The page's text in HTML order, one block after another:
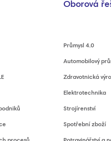
Oborová
Průmysl 4.0
Automobilový
Zdravotnická
Elektrotechnika
Strojírenství
Spotřební zboží